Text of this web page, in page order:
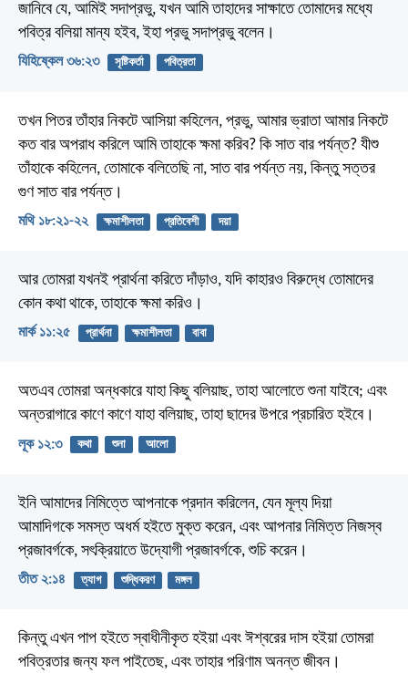
জানিবে যে, আমিই সদাপ্রভু, যখন আমি তাহাদের সাক্ষাতে তোমাদের মধ্যে
পবিত্র বলিয়া মান্য হইব, ইহা প্রভু সদাপ্রভু বলেন।
যিহিষ্কেল ৩৬:২৩ সৃষ্টিকর্তা পবিত্রতা
তখন পিতর তাঁহার নিকটে আসিয়া কহিলেন, প্রভু, আমার ভ্রাতা আমার নিকটে
কত বার অপরাধ করিলে আমি তাহাকে ক্ষমা করিব? কি সাত বার পর্যন্ত? যীশু
তাঁহাকে কহিলেন, তোমাকে বলিতেছি না, সাত বার পর্যন্ত নয়, কিন্তু সত্তর
গুণ সাত বার পর্যন্ত।
মথি ১৮:২১-২২ ক্ষমাশীলতা প্রতিবেশী দয়া
আর তোমরা যখনই প্রার্থনা করিতে দাঁড়াও, যদি কাহারও বিরুদ্ধে তোমাদের
কোন কথা থাকে, তাহাকে ক্ষমা করিও।
মার্ক ১১:২৫ প্রার্থনা ক্ষমাশীলতা বাবা
অতএব তোমরা অন্ধকারে যাহা কিছু বলিয়াছ, তাহা আলোতে শুনা যাইবে; এবং
অন্তরাগারে কাণে কাণে যাহা বলিয়াছ, তাহা ছাদের উপরে প্রচারিত হইবে।
লূক ১২:৩ কথা শুনা আলো
ইনি আমাদের নিমিত্তে আপনাকে প্রদান করিলেন, যেন মূল্য দিয়া
আমাদিগকে সমস্ত অধর্ম হইতে মুক্ত করেন, এবং আপনার নিমিত্ত নিজস্ব
প্রজাবর্গকে, সৎক্রিয়াতে উদ্যোগী প্রজাবর্গকে, শুচি করেন।
তীত ২:১৪ ত্যাগ শুদ্ধিকরণ মঙ্গল
কিন্তু এখন পাপ হইতে স্বাধীনীকৃত হইয়া এবং ঈশ্বরের দাস হইয়া তোমরা
পবিত্রতার জন্য ফল পাইতেছ, এবং তাহার পরিণাম অনন্ত জীবন।